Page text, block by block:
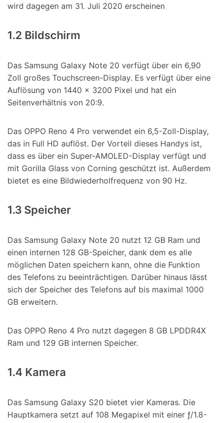
wird dagegen am 31. Juli 2020 erscheinen
1.2 Bildschirm
Das Samsung Galaxy Note 20 verfügt über ein 6,90
Zoll großes Touchscreen-Display. Es verfügt über eine
Auflösung von 1440 x 3200 Pixel und hat ein
Seitenverhältnis von 20:9.
Das OPPO Reno 4 Pro verwendet ein 6,5-Zoll-Display,
das in Full HD auflöst. Der Vorteil dieses Handys ist,
dass es über ein Super-AMOLED-Display verfügt und
mit Gorilla Glass von Corning geschützt ist. Außerdem
bietet es eine Bildwiederholfrequenz von 90 Hz.
1.3 Speicher
Das Samsung Galaxy Note 20 nutzt 12 GB Ram und
einen internen 128 GB-Speicher, dank dem es alle
möglichen Daten speichern kann, ohne die Funktion
des Telefons zu beeinträchtigen. Darüber hinaus lässt
sich der Speicher des Telefons auf bis maximal 1000
GB erweitern.
Das OPPO Reno 4 Pro nutzt dagegen 8 GB LPDDR4X
Ram und 129 GB internen Speicher.
1.4 Kamera
Das Samsung Galaxy S20 bietet vier Kameras. Die
Hauptkamera setzt auf 108 Megapixel mit einer ƒ/1.8-